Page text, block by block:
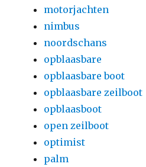
motorjachten
nimbus
noordschans
opblaasbare
opblaasbare boot
opblaasbare zeilboot
opblaasboot
open zeilboot
optimist
palm